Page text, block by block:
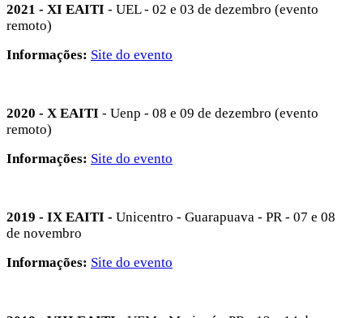
2021 - XI EAITI - UEL - 02 e 03 de dezembro (evento
remoto)
Informações: Site do evento
2020 - X EAITI - Uenp - 08 e 09 de dezembro (evento
remoto)
Informações: Site do evento
2019 - IX EAITI - Unicentro - Guarapuava - PR - 07 e 08
de novembro
Informações: Site do evento